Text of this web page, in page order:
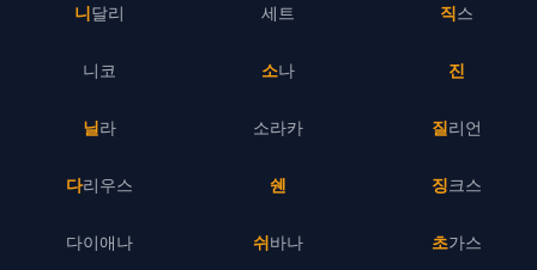
니달리
니코
닐라
다리우스
다이애나
세트
소나
소라카
쉔
쉬바나
직스
진
질리언
징크스
초가스